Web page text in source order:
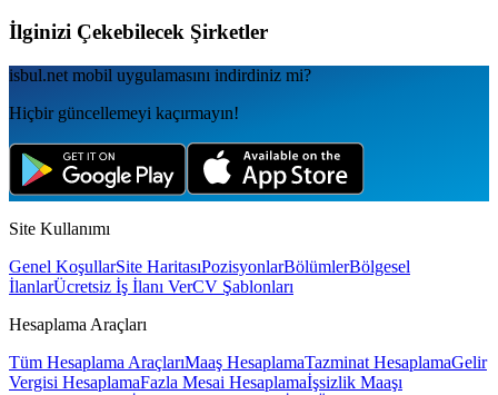
İlginizi Çekebilecek Şirketler
isbul.net mobil uygulamаsını indirdiniz mi?
Hiçbir güncellemeyi kaçırmayın!
Site Kullanımı
Genel KoşullarSite HaritasıPozisyonlarBölümlerBölgesel
İlanlarÜcretsiz İş İlanı VerCV Şablonları
Hesaplama Araçları
Tüm Hesaplama AraçlarıMaaş HesaplamaTazminat HesaplamaGelir
Vergisi HesaplamaFazla Mesai Hesaplamaİşsizlik Maaşı